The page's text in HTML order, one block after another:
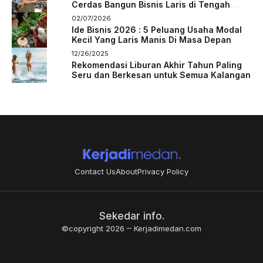
Cerdas Bangun Bisnis Laris di Tengah
Persaingan
02/07/2026
Ide Bisnis 2026 : 5 Peluang Usaha Modal
Kecil Yang Laris Manis Di Masa Depan
12/26/2025
Rekomendasi Liburan Akhir Tahun Paling
Seru dan Berkesan untuk Semua Kalangan
Contact UsAboutPrivacy Policy
Sekedar info.
©copyright 2026 Kerjadimedan.com